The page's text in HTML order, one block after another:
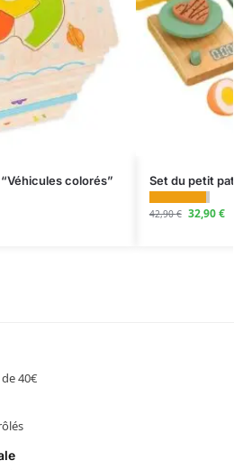
colorés” Set du petit
42,90€ 32,90€
40€